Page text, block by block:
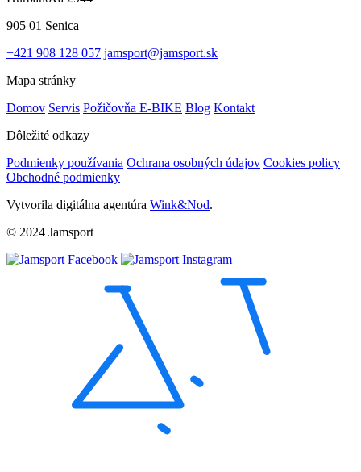
905 01 Senica
+421 908 128 057 jamsport@jamsport.sk
Mapa stránky
Domov Servis Požičovňa E-BIKE Blog Kontakt
Dôležité odkazy
Podmienky používania Ochrana osobných údajov Cookies policy
Obchodné podmienky
Vytvorila digitálna agentúra Wink&Nod.
© 2024 Jamsport